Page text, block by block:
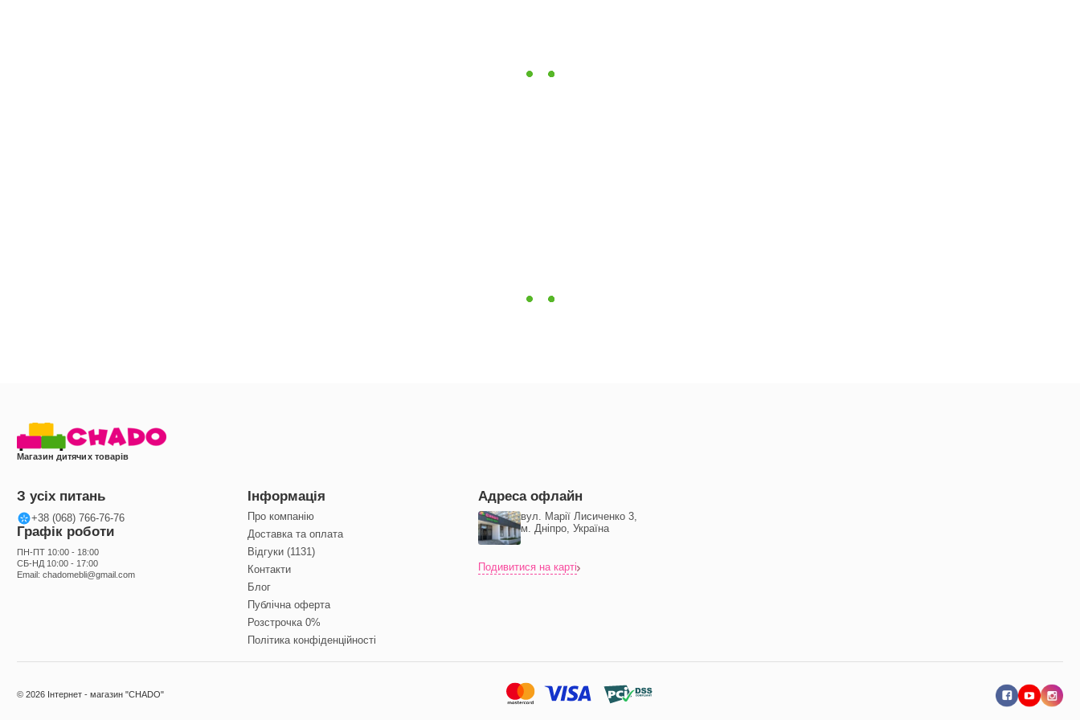
Магазин дитячих товарів
З усіх питань
+38 (068) 766-76-76
Графік роботи
ПН-ПТ 10:00 - 18:00
СБ-НД 10:00 - 17:00
Email: chadomebli@gmail.com
Інформація
Про компанію
Доставка та оплата
Відгуки (1131)
Контакти
Блог
Публічна оферта
Розстрочка 0%
Політика конфіденційності
Адреса офлайн
вул. Марії Лисиченко 3,
м. Дніпро, Україна
Подивитися на карті
© 2026 Інтернет - магазин "CHADO"